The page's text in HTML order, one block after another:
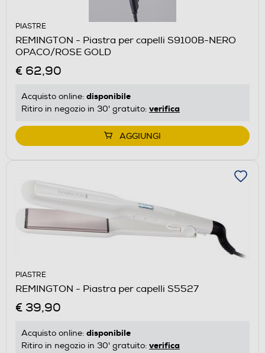
PIASTRE
REMINGTON - Piastra per capelli S9100B-NERO
OPACO/ROSE GOLD
€ 62,90
Acquisto online: disponibile
Ritiro in negozio in 30' gratuito: verifica
AGGIUNGI
PIASTRE
REMINGTON - Piastra per capelli S5527
€ 39,90
Acquisto online: disponibile
Ritiro in negozio in 30' gratuito: verifica